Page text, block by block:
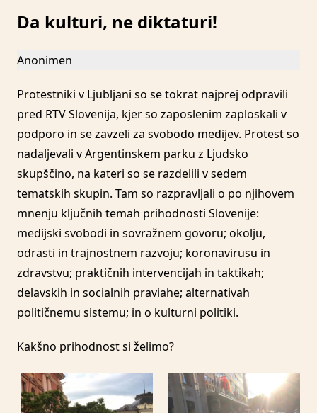
Da kulturi, ne diktaturi!
Anonimen
Protestniki v Ljubljani so se tokrat najprej odpravili
pred RTV Slovenija, kjer so zaposlenim zaploskali v
podporo in se zavzeli za svobodo medijev. Protest so
nadaljevali v Argentinskem parku z Ljudsko
skupščino, na kateri so se razdelili v sedem
tematskih skupin. Tam so razpravljali o po njihovem
mnenju ključnih temah prihodnosti Slovenije:
medijski svobodi in sovražnem govoru; okolju,
odrasti in trajnostnem razvoju; koronavirusu in
zdravstvu; praktičnih intervencijah in taktikah;
delavskih in socialnih praviahe; alternativah
političnemu sistemu; in o kulturni politiki.
Kakšno prihodnost si želimo?